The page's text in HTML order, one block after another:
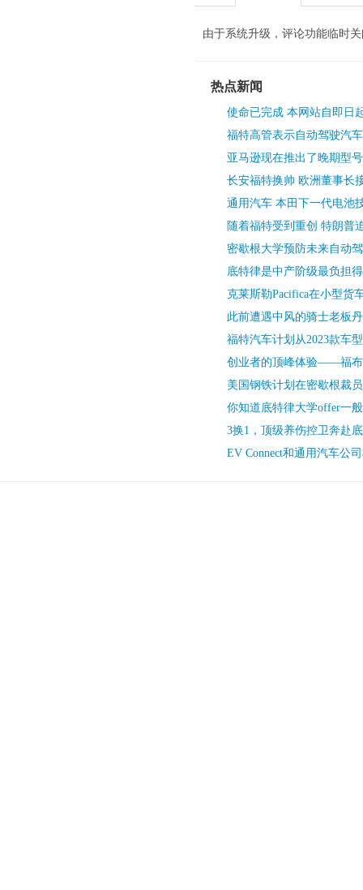
由于系统升级，评论功能临时
热点新闻
使命已完成 本网站自即日
福特高管表示自动驾驶汽
亚马逊现在推出了晚期型
长安福特换帅 欧洲董事长
通用汽车 本田下一代电池
随着福特受到重创 特朗普
密歇根大学预防未来自动
底特律是中产阶级最负担
克莱斯勒Pacifica在小型货
此前遭遇中风的骑士老板
福特汽车计划从2023款车
创业者的顶峰体验——福布
美国钢铁计划在密歇根裁
你知道底特律大学offer一
3换1，顶级养伤控卫奔赴
EV Connect和通用汽车公